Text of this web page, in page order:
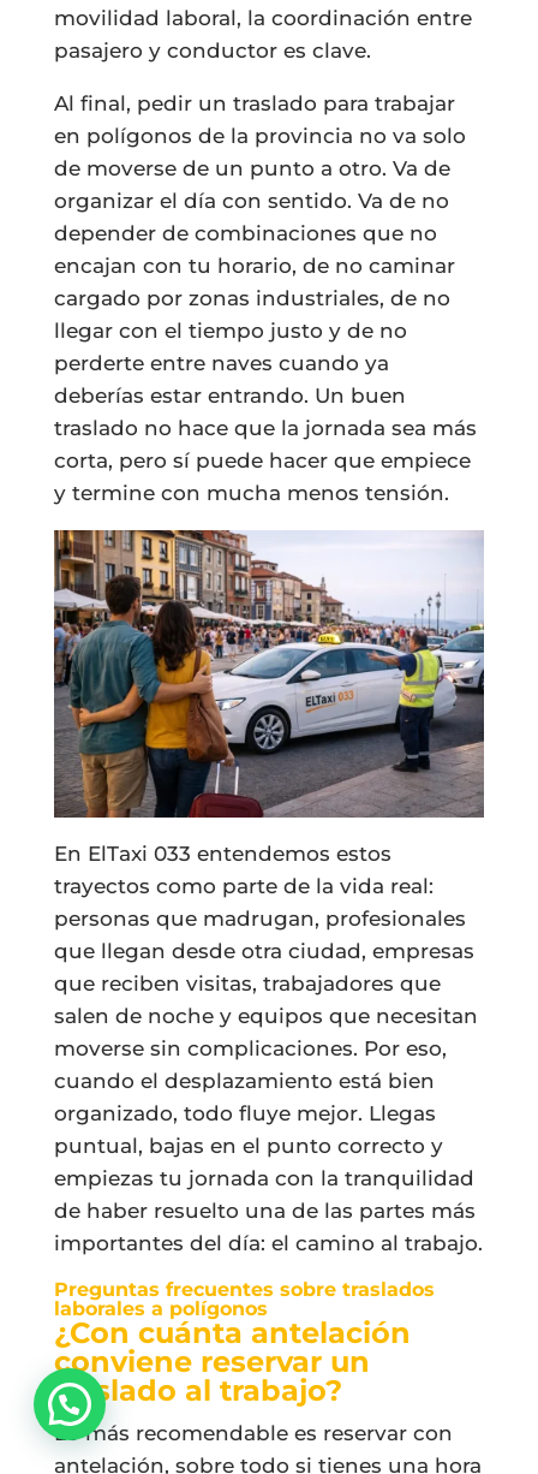
movilidad laboral, la coordinación entre
pasajero y conductor es clave.
Al final, pedir un traslado para trabajar
en polígonos de la provincia no va solo
de moverse de un punto a otro. Va de
organizar el día con sentido. Va de no
depender de combinaciones que no
encajan con tu horario, de no caminar
cargado por zonas industriales, de no
llegar con el tiempo justo y de no
perderte entre naves cuando ya
deberías estar entrando. Un buen
traslado no hace que la jornada sea más
corta, pero sí puede hacer que empiece
y termine con mucha menos tensión.
En ElTaxi 033 entendemos estos
trayectos como parte de la vida real:
personas que madrugan, profesionales
que llegan desde otra ciudad, empresas
que reciben visitas, trabajadores que
salen de noche y equipos que necesitan
moverse sin complicaciones. Por eso,
cuando el desplazamiento está bien
organizado, todo fluye mejor. Llegas
puntual, bajas en el punto correcto y
empiezas tu jornada con la tranquilidad
de haber resuelto una de las partes más
importantes del día: el camino al trabajo.
Preguntas frecuentes sobre traslados
laborales a polígonos
¿Con cuánta antelación
conviene reservar un
traslado al trabajo?
Lo más recomendable es reservar con
antelación, sobre todo si tienes una hora